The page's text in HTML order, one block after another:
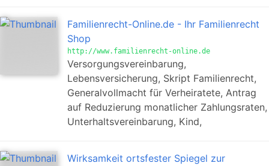
Familienrecht-Online.de - Ihr Familienrecht
Shop
http://www.familienrecht-online.de
Versorgungsvereinbarung,
Lebensversicherung, Skript Familienrecht,
Generalvollmacht für Verheiratete, Antrag
auf Reduzierung monatlicher Zahlungsraten,
Unterhaltsvereinbarung, Kind,
Wirksamkeit ortsfester Spiegel zur